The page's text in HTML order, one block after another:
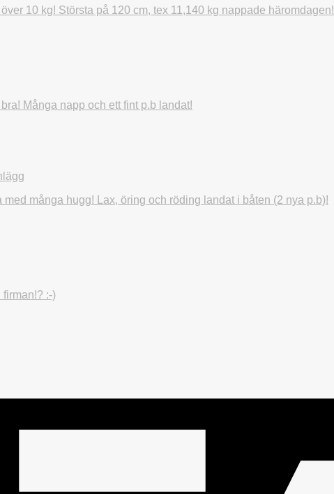
10 kg! Största på 120 cm, tex 11,140 kg nappade häromdagen!
Många napp och ett fint p.b landat!
med många hugg! Lax, öring och röding landat i båten (2 nya p.b)!
:-)